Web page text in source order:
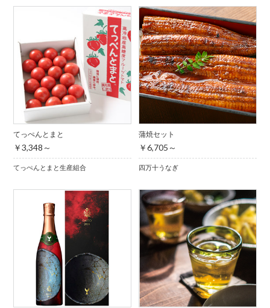
てっぺんとまと
￥3,348～
てっぺんとまと生産組合
蒲焼セット
￥6,705～
四万十うなぎ